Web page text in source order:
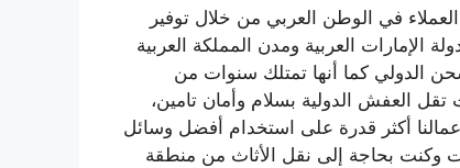
في الوطن العربي من خلال توفير
الإمارات العربية ومدن المملكة العربية
الدولي كما أنها تمتلك سنوات من
تقل العفش الدولية بسلام وأمان تامين،
أكثر قدرة على استخدام أفضل وسائل
وكنت بحاجة إلى نقل الأثاث من منطقة